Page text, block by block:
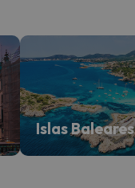
Islas Baleares